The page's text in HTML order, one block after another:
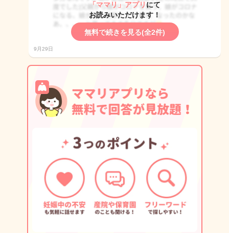
「ママリ」アプリ にて
お読みいただけます！
無料で続きを見る(全2件)
9月29日